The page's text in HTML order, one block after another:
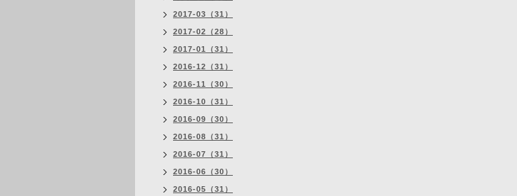
2017-03（31）
2017-02（28）
2017-01（31）
2016-12（31）
2016-11（30）
2016-10（31）
2016-09（30）
2016-08（31）
2016-07（31）
2016-06（30）
2016-05（31）